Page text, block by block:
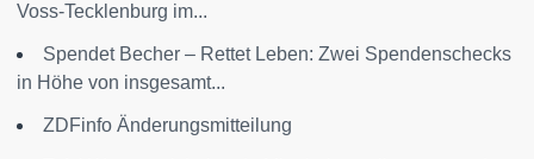
Voss-Tecklenburg im...
Spendet Becher – Rettet Leben: Zwei Spendenschecks
in Höhe von insgesamt...
ZDFinfo Änderungsmitteilung